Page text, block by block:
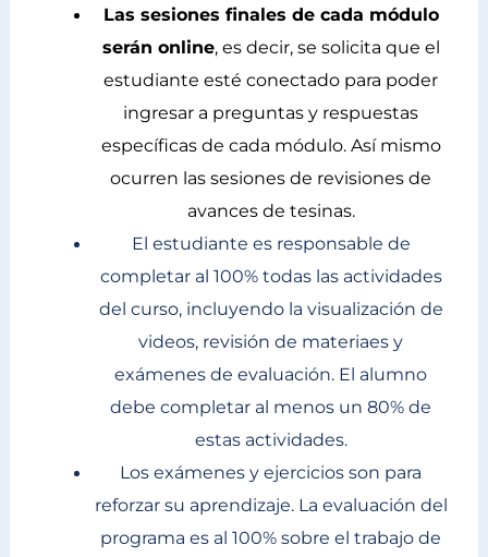
Las sesiones finales de cada módulo
serán online, es decir, se solicita que el
estudiante esté conectado para poder
ingresar a preguntas y respuestas
específicas de cada módulo. Así mismo
ocurren las sesiones de revisiones de
avances de tesinas.
El estudiante es responsable de
completar al 100% todas las actividades
del curso, incluyendo la visualización de
videos, revisión de materiaes y
exámenes de evaluación. El alumno
debe completar al menos un 80% de
estas actividades.
Los exámenes y ejercicios son para
reforzar su aprendizaje. La evaluación del
programa es al 100% sobre el trabajo de